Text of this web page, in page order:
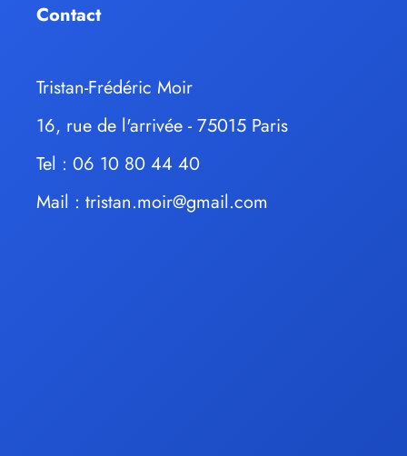
Contact
Tristan-Frédéric Moir
16, rue de l'arrivée - 75015 Paris
Tel : 06 10 80 44 40
Mail : tristan.moir@gmail.com